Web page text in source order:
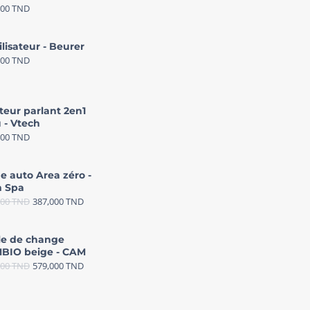
TND
- Beurer
TND
parlant 2en1
- Vtech
TND
auto Area zéro -
Spa
TND 387,000TND
de change
beige - CAM
TND 579,000TND